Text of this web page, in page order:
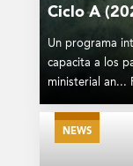
Ciclo A
Un programa
capacita a los
ministerial an...
NEWS